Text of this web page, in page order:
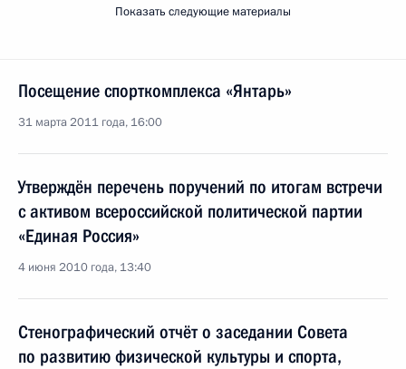
Показать следующие материалы
Посещение спорткомплекса «Янтарь»
31 марта 2011 года, 16:00
Утверждён перечень поручений по итогам встречи
с активом всероссийской политической партии
«Единая Россия»
4 июня 2010 года, 13:40
Стенографический отчёт о заседании Совета
по развитию физической культуры и спорта,